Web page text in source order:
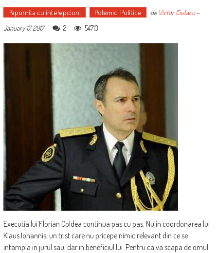
Papornita cu intelepciuni Polemici Politice de Victor Ciutacu-
January 17, 2017
2 54713
Executia lui Florian Coldea continua pas cu pas. Nu in coordonarea lui
Klaus Iohannis, un trist care nu pricepe nimic relevant din ce se
intampla in jurul sau, dar in beneficiul lui. Pentru ca va scapa de omul